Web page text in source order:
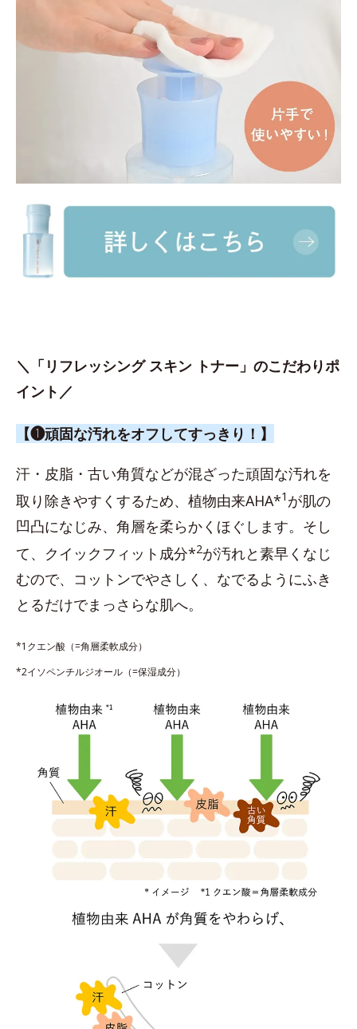
＼「リフレッシング スキン トナー」のこだわりポ
イント／
【❶頑固な汚れをオフしてすっきり！】
汗・皮脂・古い角質などが混ざった頑固な汚れを
取り除きやすくするため、植物由来AHA*1 が肌の
凹凸になじみ、角層を柔らかくほぐします。そし
て、クイックフィット成分*2が汚れと素早くなじ
むので、コットンでやさしく、なでるようにふき
とるだけでまっさらな肌へ。
*1クエン酸（=角層柔軟成分）
*2イソペンチルジオール（=保湿成分）